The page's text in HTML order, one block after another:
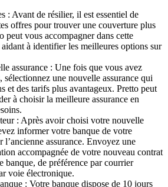
: Avant de résilier, il est essentiel de
offres pour trouver une couverture plus
peut vous accompagner dans cette
à identifier les meilleures options sur
assurance : Une fois que vous avez
sélectionnez une nouvelle assurance qui
et des tarifs plus avantageux. Pretto peut
à choisir la meilleure assurance en
: Après avoir choisi votre nouvelle
informer votre banque de votre
l’ancienne assurance. Envoyez une
accompagnée de votre nouveau contrat
banque, de préférence par courrier
voie électronique.
: Votre banque dispose de 10 jours